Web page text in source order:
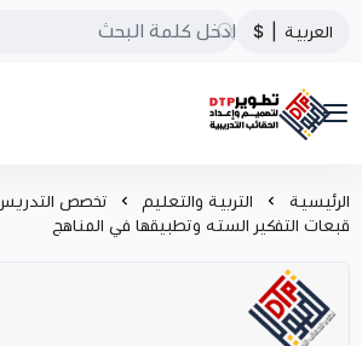
العربية $
تطوير الحقائب التدريبية
الرئيسية التربية والتعليم
تخصص
قبعات التفكير السته وتطبيقها في المناهج